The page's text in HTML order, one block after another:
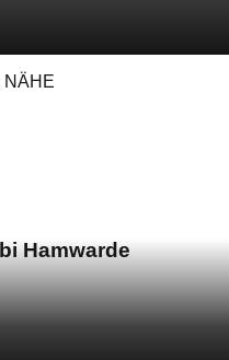
NÄHE
Hamwarde